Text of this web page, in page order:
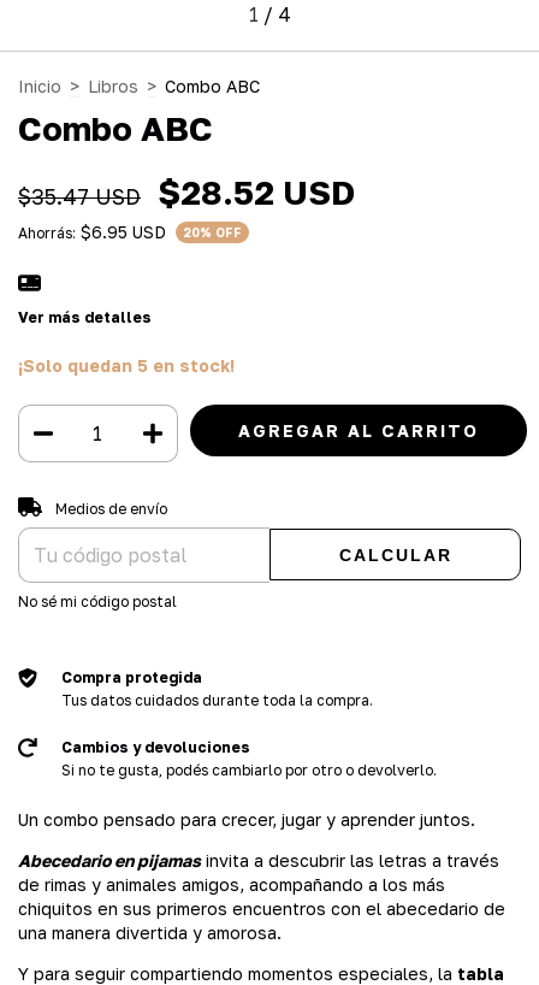
1 / 4
Inicio > Libros > Combo ABC
Combo ABC
$35.47 USD $28.52 USD
Ahorrás: $6.95 USD 20% OFF
Ver más detalles
¡Solo quedan 5 en stock!
Entregas para el CP:
Medios de envío
CALCULAR
No sé mi código postal
Compra protegida
Tus datos cuidados durante toda la compra.
Cambios y devoluciones
Si no te gusta, podés cambiarlo por otro o devolverlo.
Un combo pensado para crecer, jugar y aprender juntos.
Abecedario en pijamasinvita a descubrir las letras a través
de rimas y animales amigos, acompañando a los más
chiquitos en sus primeros encuentros con el abecedario de
una manera divertida y amorosa.
Y para seguir compartiendo momentos especiales, la tabla